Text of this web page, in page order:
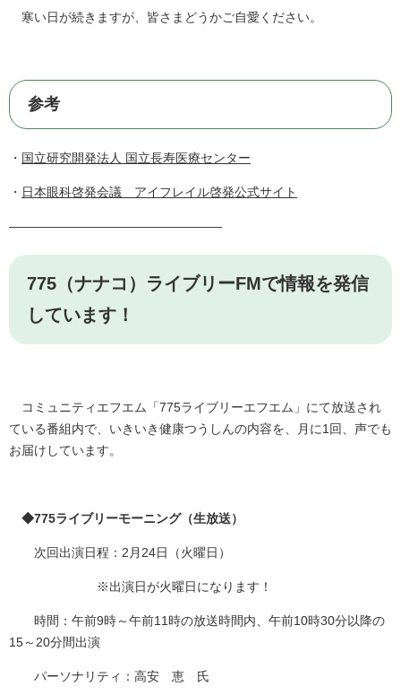
寒い日が続きますが、皆さまどうかご自愛ください。
参考
・ 国立研究開発法人 国立長寿医療センター
・ 日本眼科啓発会議 アイフレイル啓発公式サイト
―――――――――――――――――
775（ナナコ）ライブリーFMで情報を発信
しています！
コミュニティエフエム「775ライブリーエフエム」にて放送され
ている番組内で、いきいき健康つうしんの内容を、月に1回、声でも
お届けしています。
◆775ライブリーモーニング（生放送）
次回出演日程：2月24日（火曜日）
※出演日が火曜日になります！
時間：午前9時～午前11時の放送時間内、午前10時30分以降の
15～20分間出演
パーソナリティ：高安 恵 氏